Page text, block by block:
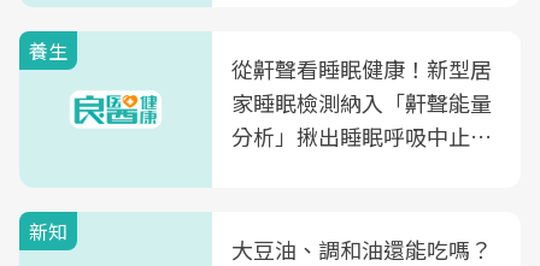
養生
從鼾聲看睡眠健康！新型居
家睡眠檢測納入「鼾聲能量
分析」揪出睡眠呼吸中止症
新知
大豆油、調和油還能吃嗎？